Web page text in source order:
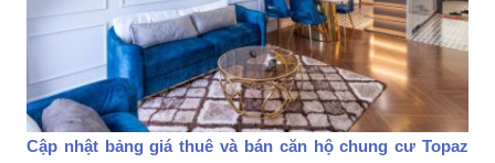
Cập nhật bảng giá thuê và bán căn hộ chung cư Topaz